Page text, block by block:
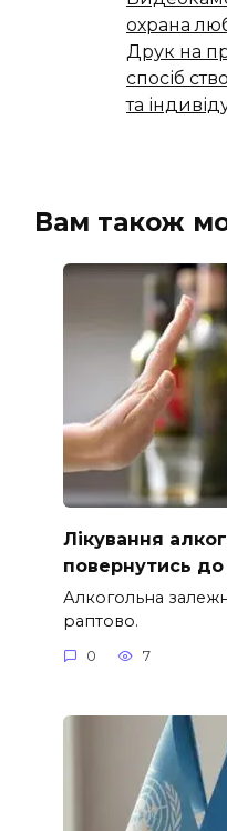
охрана
Друк на
спосіб
та
Вам також
Лікування
повернутись
Алкогольна
раптово.
0 7